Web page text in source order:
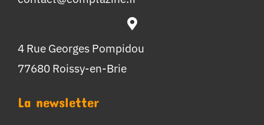
4 Rue Georges Pompidou
77680 Roissy-en-Brie
La newsletter